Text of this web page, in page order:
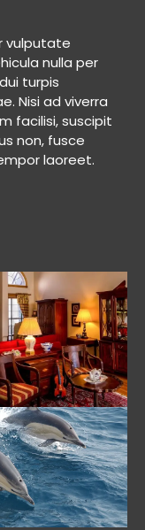
vulputate
nulla per
turpis
Nisi ad viverra
facilisi, suscipit
non, fusce
laoreet.